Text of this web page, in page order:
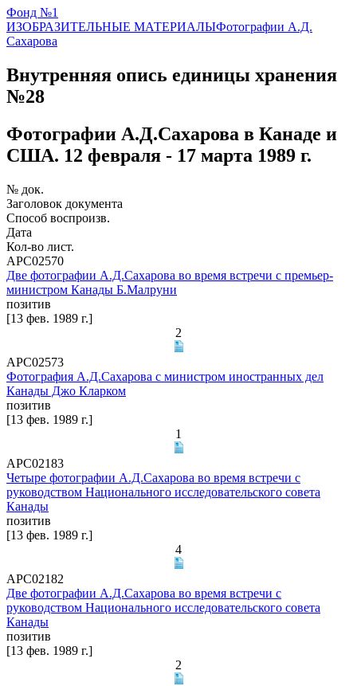
Фонд №1
ИЗОБРАЗИТЕЛЬНЫЕ МАТЕРИАЛЫФотографии А.Д.
Сахарова
Внутренняя опись единицы хранения
№28
Фотографии А.Д.Сахарова в Канаде и
США. 12 февраля - 17 марта 1989 г.
№ док.
Заголовок документа
Способ воспроизв.
Дата
Кол-во лист.
АРС02570
Две фотографии А.Д.Сахарова во время встречи с премьер-
министром Канады Б.Малруни
позитив
[13 фев. 1989 г.]
2
АРС02573
Фотография А.Д.Сахарова с министром иностранных дел
Канады Джо Кларком
позитив
[13 фев. 1989 г.]
1
АРС02183
Четыре фотографии А.Д.Сахарова во время встречи с
руководством Национального исследовательского совета
Канады
позитив
[13 фев. 1989 г.]
4
АРС02182
Две фотографии А.Д.Сахарова во время встречи с
руководством Национального исследовательского совета
Канады
позитив
[13 фев. 1989 г.]
2